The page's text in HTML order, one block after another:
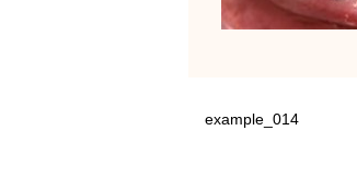
example_014